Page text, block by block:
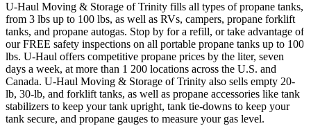
U-Haul Moving & Storage of Trinity fills all types of propane tanks,
from 3 lbs up to 100 lbs, as well as RVs, campers, propane forklift
tanks, and propane autogas. Stop by for a refill, or take advantage of
our FREE safety inspections on all portable propane tanks up to 100
lbs. U-Haul offers competitive propane prices by the liter, seven
days a week, at more than 1 200 locations across the U.S. and
Canada. U-Haul Moving & Storage of Trinity also sells empty 20-
lb, 30-lb, and forklift tanks, as well as propane accessories like tank
stabilizers to keep your tank upright, tank tie-downs to keep your
tank secure, and propane gauges to measure your gas level.